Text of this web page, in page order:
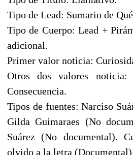
Tipo de Lead: Sumario de
Tipo de Cuerpo: Lead +
adicional.
Primer valor noticia:
Otros dos valores
Consecuencia.
Tipos de fuentes: Narciso
Gilda Guimaraes (No
Suárez (No documental).
olvido a la letra (Documental)